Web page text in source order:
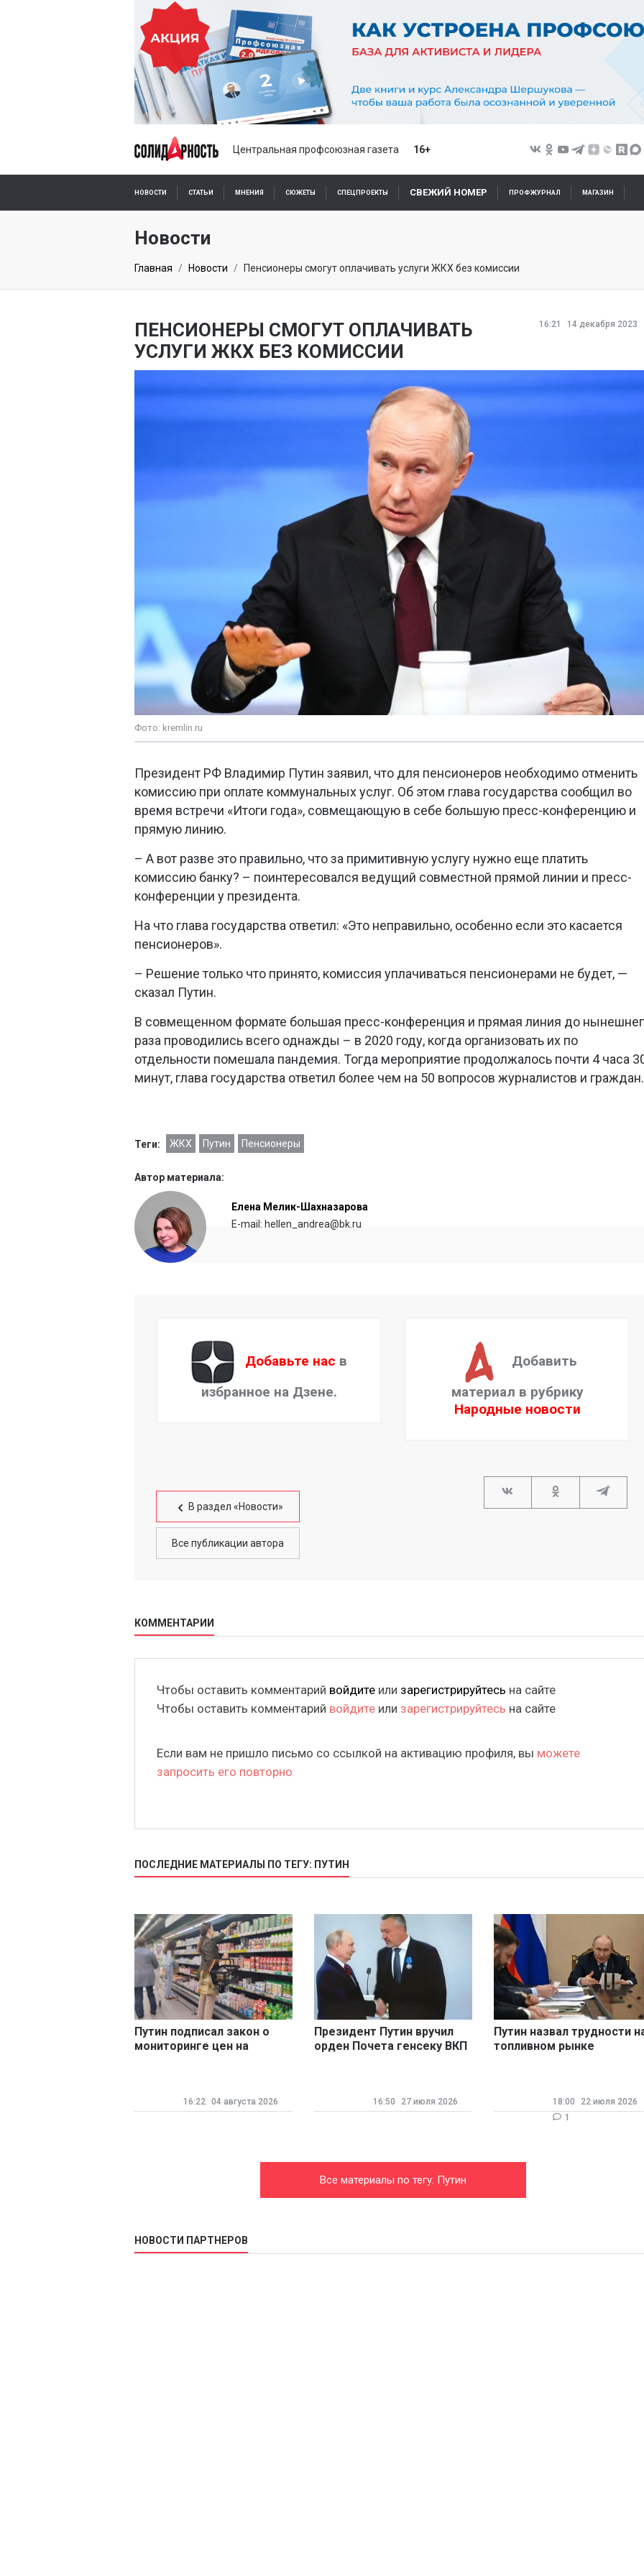
Центральная профсоюзная газета 16+
НОВОСТИ СТАТЬИ МНЕНИЯ СЮЖЕТЫ СПЕЦПРОЕКТЫ СВЕЖИЙ НОМЕР ПРОФЖУРНАЛ МАГАЗИН
ПОДПИСКА ОНЛАЙН
Новости
Главная Новости Пенсионеры смогут оплачивать услуги ЖКХ без комиссии
16:21 14 декабря 2023
ПЕНСИОНЕРЫ СМОГУТ ОПЛАЧИВАТЬ
УСЛУГИ ЖКХ БЕЗ КОМИССИИ
Фото: kremlin.ru
Президент РФ Владимир Путин заявил, что для пенсионеров необходимо отменить
комиссию при оплате коммунальных услуг. Об этом глава государства сообщил во
время встречи «Итоги года», совмещающую в себе большую пресс-конференцию и
прямую линию.
– А вот разве это правильно, что за примитивную услугу нужно еще платить
комиссию банку? – поинтересовался ведущий совместной прямой линии и пресс-
конференции у президента.
На что глава государства ответил: «Это неправильно, особенно если это касается
пенсионеров».
– Решение только что принято, комиссия уплачиваться пенсионерами не будет, —
сказал Путин.
В совмещенном формате большая пресс-конференция и прямая линия до
раза проводились всего однажды – в 2020 году, когда организовать их по
отдельности помешала пандемия. Тогда мероприятие продолжалось почти 4 часа
минут, глава государства ответил более чем на 50 вопросов журналистов и граждан.
Теги: ЖКХ Путин Пенсионеры
Автор материала:
Елена Мелик-Шахназарова
E-mail: hellen_andrea@bk.ru
Добавьте нас в
избранное на Дзене.
Добавить
материал в рубрику
Народные новости
В раздел «Новости»
Все публикации автора
КОММЕНТАРИИ
Чтобы оставить комментарий войдите или зарегистрируйтесь на сайте
Чтобы оставить комментарий войдите или зарегистрируйтесь на сайте
Если вам не пришло письмо со ссылкой на активацию профиля, вы можете
запросить его повторно
ПОСЛЕДНИЕ МАТЕРИАЛЫ ПО ТЕГУ: ПУТИН
Путин подписал закон о
мониторинге цен на
16:22 04 августа 2026
Президент Путин вручил
орден Почета генсеку ВКП
16:50 27 июля 2026
Путин назвал трудности
топливном рынке
18:00
22 июля 2026
1
Все материалы по тегу: Путин
НОВОСТИ ПАРТНЕРОВ